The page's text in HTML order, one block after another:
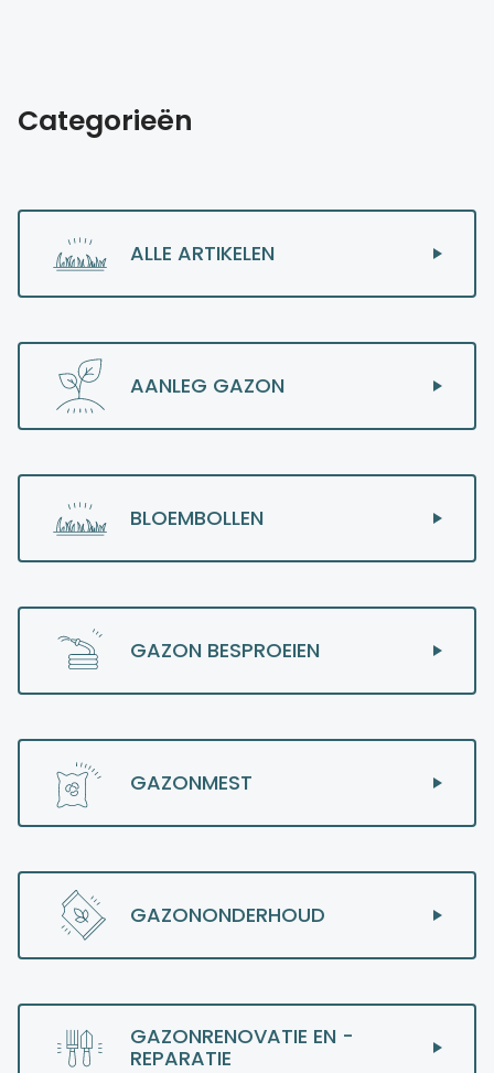
Categorieën
ALLE ARTIKELEN
AANLEG GAZON
BLOEMBOLLEN
GAZON BESPROEIEN
GAZONMEST
GAZONONDERHOUD
GAZONRENOVATIE EN -
REPARATIE